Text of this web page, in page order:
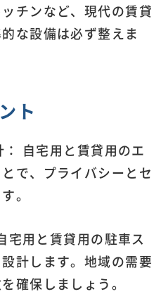
チンなど、現代の賃貸
な設備は必ず整えま
ト
自宅用と賃貸用のエ
で、プライバシーとセ
。
宅用と賃貸用の駐車ス
計します。地域の需要
確保しましょう。